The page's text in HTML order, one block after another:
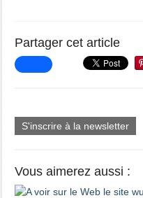
Partager cet article
S'inscrire à la newsletter
Vous aimerez aussi :